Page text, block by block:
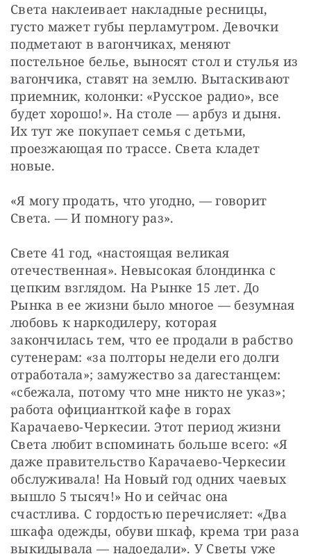
Света наклеивает накладные ресницы,
густо мажет губы перламутром. Девочки
подметают в вагончиках, меняют
постельное белье, выносят стол и стулья из
вагончика, ставят на землю. Вытаскивают
приемник, колонки: «Русское радио», все
будет хорошо!». На столе — арбуз и дыня.
Их тут же покупает семья с детьми,
проезжающая по трассе. Света кладет
новые.
«Я могу продать, что угодно, — говорит
Света. — И помногу раз».
Свете 41 год, «настоящая великая
отечественная». Невысокая блондинка с
цепким взглядом. На Рынке 15 лет. До
Рынка в ее жизни было многое — безумная
любовь к наркодилеру, которая
закончилась тем, что ее продали в рабство
сутенерам: «за полторы недели его долги
отработала»; замужество за дагестанцем:
«сбежала, потому что мне никто не указ»;
работа официанткой кафе в горах
Карачаево-Черкесии. Этот период жизни
Света любит вспоминать больше всего: «Я
даже правительство Карачаево-Черкесии
обслуживала! На Новый год одних чаевых
вышло 5 тысяч!» Но и сейчас она
счастлива. С гордостью перечисляет: «Два
шкафа одежды, обуви шкаф, крема три раза
выкидывала — надоедали». У Светы уже